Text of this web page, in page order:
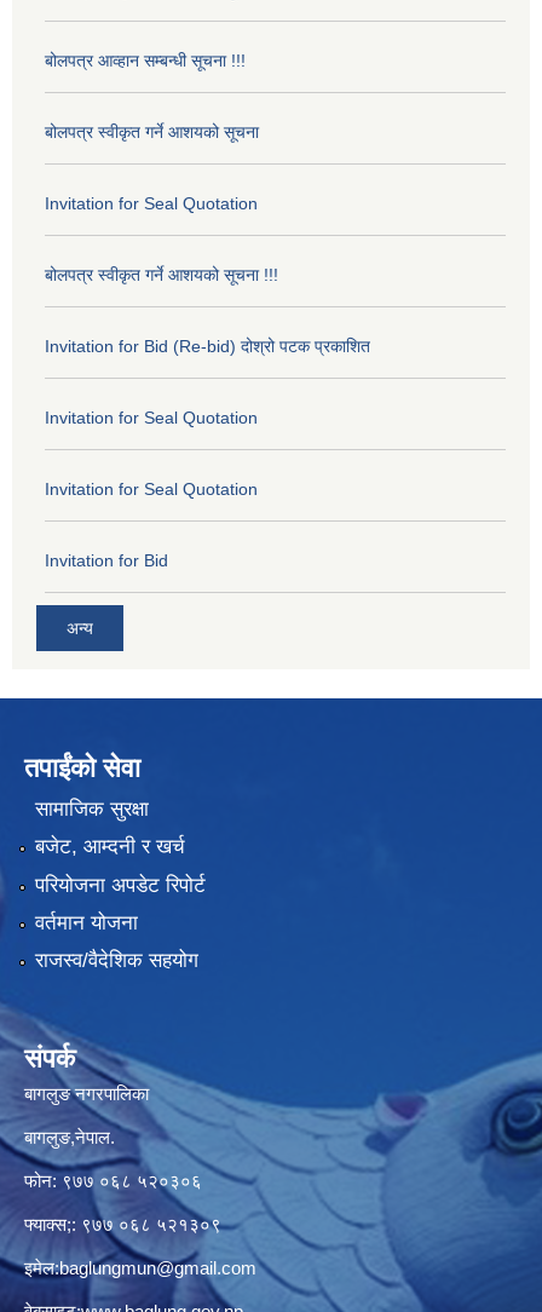
बोलपत्र आव्हान सम्बन्धी सूचना !!!
बोलपत्र स्वीकृत गर्ने आशयको सूचना
Invitation for Seal Quotation
बोलपत्र स्वीकृत गर्ने आशयको सूचना !!!
Invitation for Bid (Re-bid) दोश्रो पटक प्रकाशित
Invitation for Seal Quotation
Invitation for Seal Quotation
Invitation for Bid
अन्य
तपाईंको सेवा
सामाजिक सुरक्षा
बजेट, आम्दनी र खर्च
परियोजना अपडेट रिपोर्ट
वर्तमान योजना
राजस्व/वैदेशिक सहयोग
संपर्क
बागलुङ नगरपालिका
बागलुङ,नेपाल.
फोन: ९७७ ०६८ ५२०३०६
फ्याक्स;: ९७७ ०६८ ५२१३०९
इमेल:baglungmun@gmail.com